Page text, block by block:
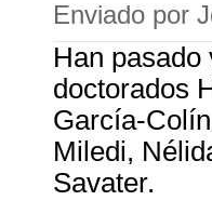
Enviado por
Han
doctorados
García-
Miledi,
Savater.